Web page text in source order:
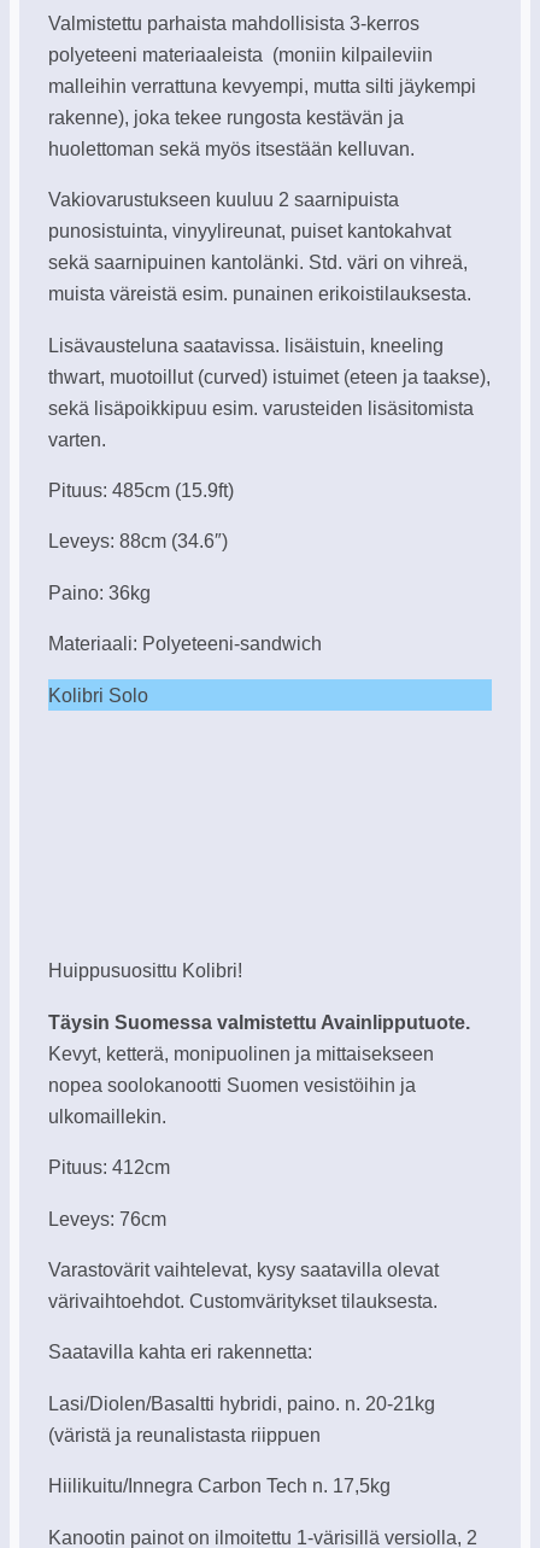
Valmistettu parhaista mahdollisista 3-kerros
polyeteeni materiaaleista (moniin kilpaileviin
malleihin verrattuna kevyempi, mutta silti jäykempi
rakenne), joka tekee rungosta kestävän ja
huolettoman sekä myös itsestään kelluvan.
Vakiovarustukseen kuuluu 2 saarnipuista
punosistuinta, vinyylireunat, puiset kantokahvat
sekä saarnipuinen kantolänki. Std. väri on vihreä,
muista väreistä esim. punainen erikoistilauksesta.
Lisävausteluna saatavissa. lisäistuin, kneeling
thwart, muotoillut (curved) istuimet (eteen ja taakse),
sekä lisäpoikkipuu esim. varusteiden lisäsitomista
varten.
Pituus: 485cm (15.9ft)
Leveys: 88cm (34.6″)
Paino: 36kg
Materiaali: Polyeteeni-sandwich
Kolibri Solo
Huippusuosittu Kolibri!
Täysin Suomessa valmistettu Avainlipputuote.
Kevyt, ketterä, monipuolinen ja mittaisekseen
nopea soolokanootti Suomen vesistöihin ja
ulkomaillekin.
Pituus: 412cm
Leveys: 76cm
Varastovärit vaihtelevat, kysy saatavilla olevat
värivaihtoehdot. Customväritykset tilauksesta.
Saatavilla kahta eri rakennetta:
Lasi/Diolen/Basaltti hybridi, paino. n. 20-21kg
(väristä ja reunalistasta riippuen
Hiilikuitu/Innegra Carbon Tech n. 17,5kg
Kanootin painot on ilmoitettu 1-värisillä versiolla, 2